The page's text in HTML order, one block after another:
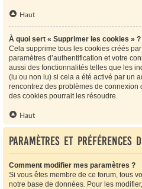
Haut
À quoi sert « Supprimer les cookies » ?
Cela supprime tous les cookies créés
paramètres d’authentification et votre
aussi des fonctionnalités telles que les
(lu ou non lu) si cela a été activé par un
rencontrez des problèmes de
des cookies pourrait les résoudre.
Haut
Paramètres et préférences
Comment modifier mes paramètres ?
Si vous êtes membre de ce forum, tous
notre base de données. Pour les